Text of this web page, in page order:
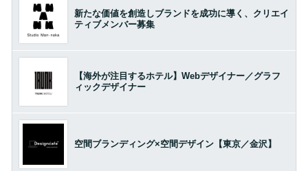
新たな価値を創造しブランドを成功に導く、クリエイ
ティブメンバー募集
【海外が注目するホテル】Webデザイナー／グラフ
ィックデザイナー
空間ブランディング×空間デザイン【東京／金沢】